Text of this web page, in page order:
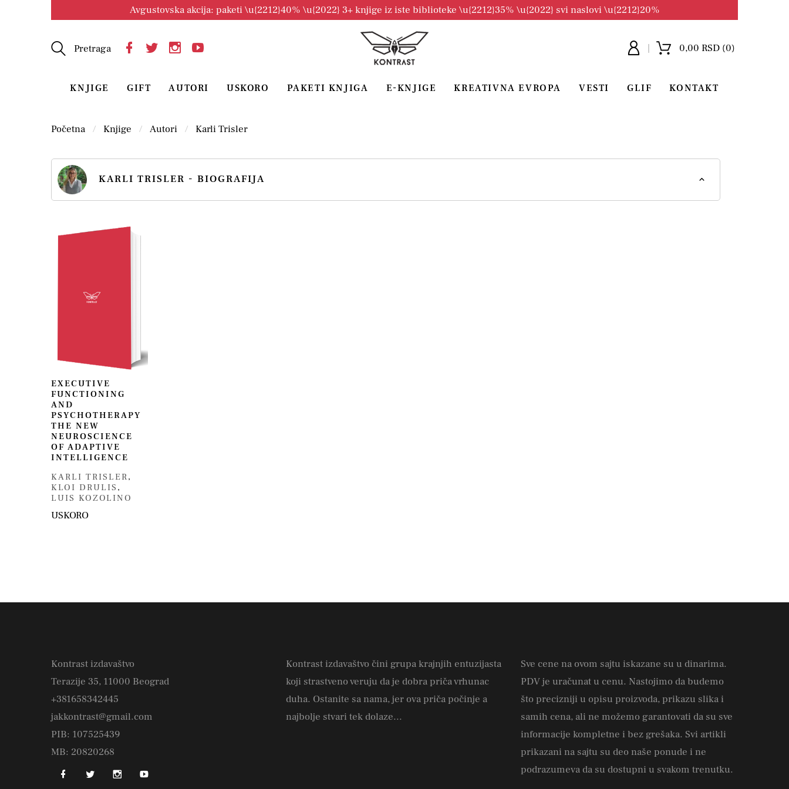
Avgustovska akcija: paketi \u{2212}40% \u{2022} 3+ knjige iz iste biblioteke \u{2212}35% \u{2022} svi naslovi \u{2212}20%
Pretraga 0,00 RSD (0)
KNJIGE GIFT AUTORI USKORO PAKETI KNJIGA E-KNJIGE KREATIVNA EVROPA VESTI GLIF KONTAKT
Početna Knjige Autori Karli Trisler
KARLI TRISLER - BIOGRAFIJA
EXECUTIVE
FUNCTIONING
AND
PSYCHOTHERAPY
THE NEW
NEUROSCIENCE
OF ADAPTIVE
INTELLIGENCE
KARLI TRISLER,
KLOI DRULIS ,
LUIS KOZOLINO
USKORO
Kontrast izdavaštvo
Terazije 35, 11000 Beograd
+381658342445
jakkontrast@gmail.com
PIB: 107525439
MB: 20820268
Kontrast izdavaštvo čini grupa krajnjih entuzijasta
koji strastveno veruju da je dobra priča vrhunac
duha. Ostanite sa nama, jer ova priča počinje a
najbolje stvari tek dolaze...
Sve cene na ovom sajtu iskazane su u dinarima.
PDV je uračunat u cenu. Nastojimo da budemo
što precizniji u opisu proizvoda, prikazu slika i
samih cena, ali ne možemo garantovati da su sve
informacije kompletne i bez grešaka. Svi artikli
prikazani na sajtu su deo naše ponude i ne
podrazumeva da su dostupni u svakom trenutku.